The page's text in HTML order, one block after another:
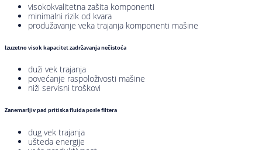
visokokvalitetna zašita komponenti
minimalni rizik od kvara
produžavanje veka trajanja komponenti mašine
Izuzetno visok kapacitet zadržavanja nečistoća
duži vek trajanja
povećanje raspoloživosti mašine
niži servisni troškovi
Zanemarljiv pad pritiska fluida posle filtera
dug vek trajanja
ušteda energije